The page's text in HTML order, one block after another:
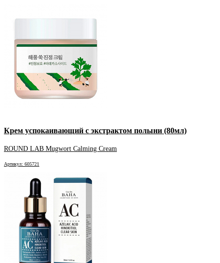
Крем успокаивающий с экстрактом полыни (80мл)
ROUND LAB Mugwort Calming Cream
Артикул: 605721